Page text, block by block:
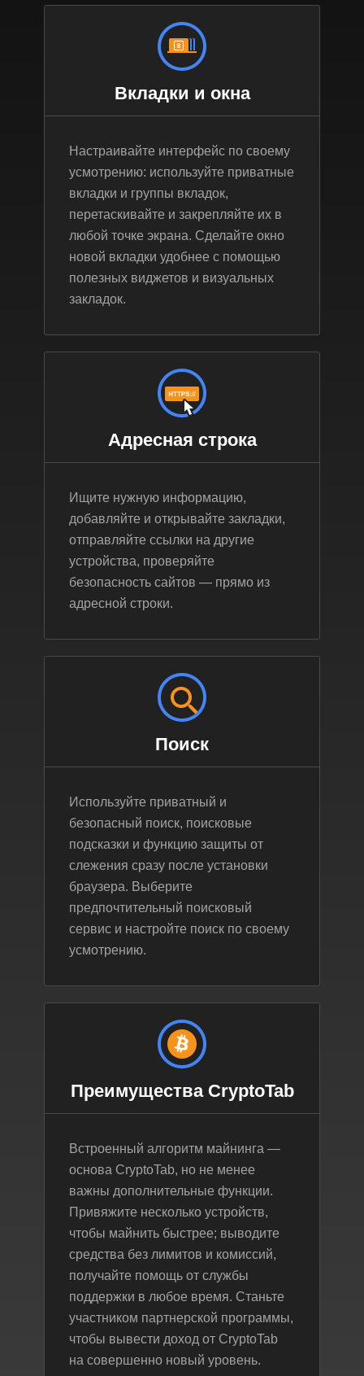
Вкладки и окна
Настраивайте интерфейс по своему
усмотрению: используйте приватные
вкладки и группы вкладок,
перетаскивайте и закрепляйте их в
любой точке экрана. Сделайте окно
новой вкладки удобнее с помощью
полезных виджетов и визуальных
закладок.
Адресная строка
Ищите нужную информацию,
добавляйте и открывайте закладки,
отправляйте ссылки на другие
устройства, проверяйте
безопасность сайтов — прямо из
адресной строки.
Поиск
Используйте приватный и
безопасный поиск, поисковые
подсказки и функцию защиты от
слежения сразу после установки
браузера. Выберите
предпочтительный поисковый
сервис и настройте поиск по своему
усмотрению.
Преимущества CryptoTab
Встроенный алгоритм майнинга —
основа CryptoTab, но не менее
важны дополнительные функции.
Привяжите несколько устройств,
чтобы майнить быстрее; выводите
средства без лимитов и комиссий,
получайте помощь от службы
поддержки в любое время. Станьте
участником партнерской программы,
чтобы вывести доход от CryptoTab
на совершенно новый уровень.